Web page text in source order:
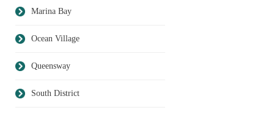
Marina Bay
Ocean Village
Queensway
South District